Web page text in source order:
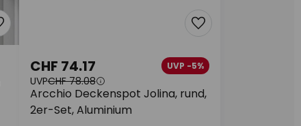
Arcchio Deckenspot Jolina, rund,
2er-Set, Aluminium
CHF 74.17 UVP -5%
UVPCHF 78.08